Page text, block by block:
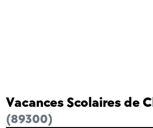
Vacances Scolaires de
(89300)